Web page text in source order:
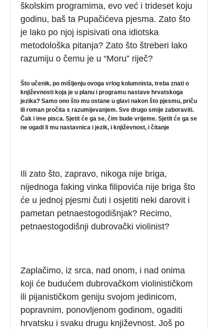
školskim programima, evo već i trideset koju
godinu, baš ta Pupačićeva pjesma. Zato što
je lako po njoj ispisivati ona idiotska
metodološka pitanja? Zato što štreberi lako
razumiju o čemu je u “Moru” riječ?
Što učenik, po mišljenju ovoga vrlog kolumnista, treba znati o
književnosti koja je u planu i programu nastave hrvatskoga
jezika? Samo ono što mu ostane u glavi nakon što pjesmu, priču
ili roman pročita s razumijevanjem. Sve drugo smije zaboraviti.
Čak i ime pisca. Sjetit će ga se, čim bude vrijeme. Sjetit će ga se
ne ogadi li mu nastavnica i jezik, i književnost, i čitanje
Ili zato što, zapravo, nikoga nije briga,
nijednoga faking vinka filipovića nije briga što
će u jednoj pjesmi čuti i osjetiti neki darovit i
pametan petnaestogodišnjak? Recimo,
petnaestogodišnji dubrovački violinist?
Zaplačimo, iz srca, nad onom, i nad onima
koji će budućem dubrovačkom violinističkom
ili pijanističkom geniju svojom jedinicom,
popravnim, ponovljenom godinom, ogaditi
hrvatsku i svaku drugu književnost. Još po